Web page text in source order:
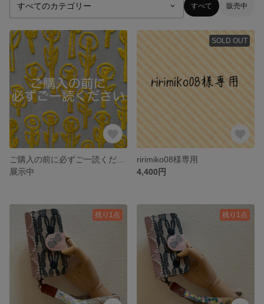
すべて 販売中
展示中
SOLD OUT
ririmiko08様専用
4,400円
残り1点 残り1点